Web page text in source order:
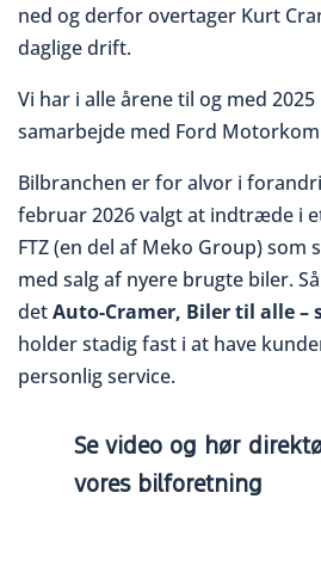
ned og derfor overtager Kurt
daglige drift.
Vi har i alle årene til og med
samarbejde med Ford
Bilbranchen er for alvor i
februar 2026 valgt at indtræde i
FTZ (en del af Meko Group)
med salg af nyere brugte biler.
detAuto-Cramer, Biler til alle –
holder stadig fast i at have
personlig service.
Se video og hør
vores bilforetning